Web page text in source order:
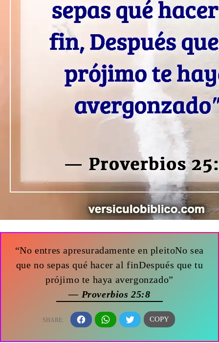
“No entres apresuradamente en pleitoNo sea
que no sepas qué hacer al finDespués que tu
prójimo te haya avergonzado”
— Proverbios 25:8